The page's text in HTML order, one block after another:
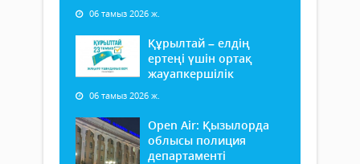
06 тамыз 2026 ж.
Құрылтай – елдің
ертеңі үшін ортақ
жауапкершілік
06 тамыз 2026 ж.
Open Air: Қызылорда
облысы полиция
департаменті